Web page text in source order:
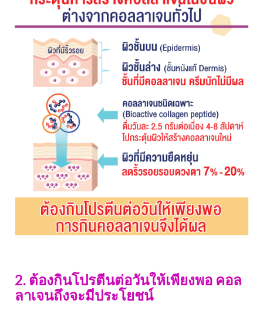
2. ต้องกินโปรตีนต่อวันให้เพียงพอ คอล
ลาเจนถึงจะมีประโยชน์